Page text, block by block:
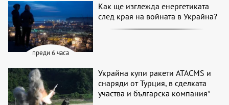
преди 6 часа
Как ще изглежда енергетиката
след края на войната в Украйна?
Украйна купи ракети ATACMS и
снаряди от Турция, в сделката
участва и българска компания*